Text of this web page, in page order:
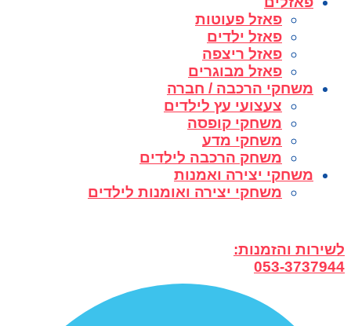
פאזל פעוטות
פאזל ילדים
פאזל ריצפה
פאזל מבוגרים
משחקי הרכבה / חברה
צעצועי עץ לילדים
משחקי קופסה
משחקי מדע
משחק הרכבה לילדים
משחקי יצירה ואמנות
משחקי יצירה ואומנות לילדים
לשירות והזמנות:
053-3737944